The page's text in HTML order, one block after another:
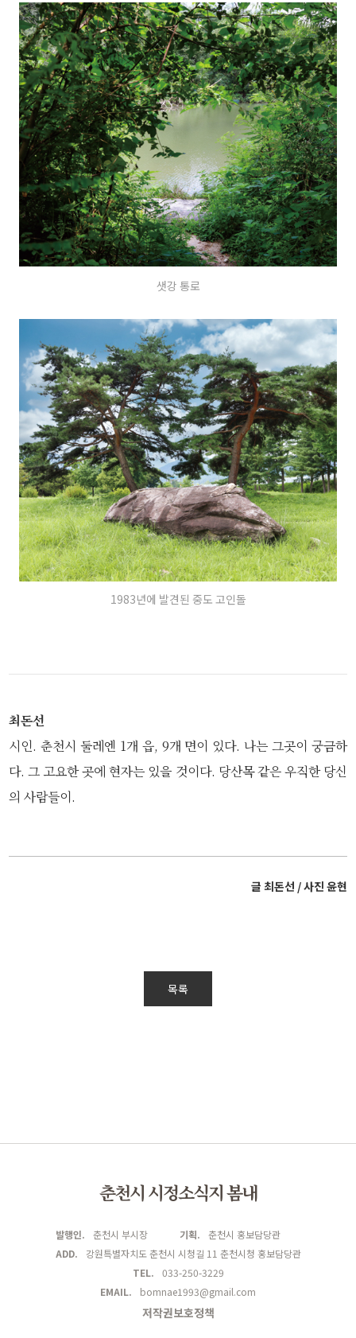
샛강 통로
1983년에 발견된 중도 고인돌
최돈선
시인. 춘천시 둘레엔 1개 읍, 9개 면이 있다. 나는 그곳이 궁금하
다. 그 고요한 곳에 현자는 있을 것이다. 당산목 같은 우직한 당신
의 사람들이.
글 최돈선 / 사진 윤현
목록
춘천시 시정소식지 봄내
발행인. 춘천시 부시장 기획.
춘천시 홍보담당관
ADD.
강원특별자치도 춘천시 시청길 11 춘천시청 홍보담당관
TEL.
033-250-3229
EMAIL.
bomnae1993@gmail.com
저작권보호정책